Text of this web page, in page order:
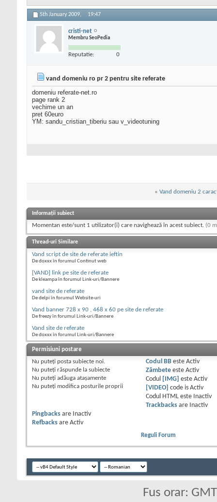
5th January 2009, 19:47
cristi-net
Membru SeoPedia
Reputatie: 0
vand domeniu ro pr 2 pentru site referate
domeniu referate-net.ro
page rank 2
vechime un an
pret 60euro
YM: sandu_cristian_tiberiu sau v_videotuning
« Vand domeniu 2
Informații subiect
Momentan este/sunt 1 utilizator(i) care navighează în acest subiect. (0
Thread-uri Similare
Vand script de site de referate ieftin
De doxxx în forumul Continut web
[VAND] link pe site de referate
De kleampa în forumul Link-uri/Bannere
vand site de referate
De delpi în forumul Website-uri
Vand banner 728 x 90 , 468 x 60 pe site de referate
De freezy în forumul Link-uri/Bannere
Vand site de referate
De doxxx în forumul Link-uri/Bannere
Permisiuni postare
Nu puteţi posta subiecte noi.
Nu puteţi răspunde la subiecte
Nu puteţi adăuga ataşamente
Nu puteţi modifica posturile proprii
Codul BBeste Activ
Zâmbeteeste Activ
Codul
[IMG] este Activ
[VIDEO]
code is Activ
Codul HTML este
Inactiv
Trackbacksare
Inactiv
Pingbacks are
Inactiv
Refbacks are Activ
Reguli Forum
Fus orar: